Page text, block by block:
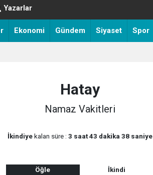
Yazarlar
Ekonomi Gündem Siyaset Spor
Hatay
Namaz Vakitleri
İkindiyekalan süre : 3 saat 43 dakika 38 saniye
Öğle
İkindi